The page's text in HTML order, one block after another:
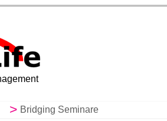
Bridging Seminare